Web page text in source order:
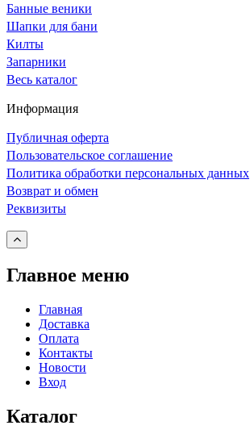
Банные веники
Шапки для бани
Килты
Запарники
Весь каталог
Информация
Публичная оферта
Пользовательское соглашение
Политика обработки персональных данных
Возврат и обмен
Реквизиты
Главное меню
Главная
Доставка
Оплата
Контакты
Новости
Вход
Каталог